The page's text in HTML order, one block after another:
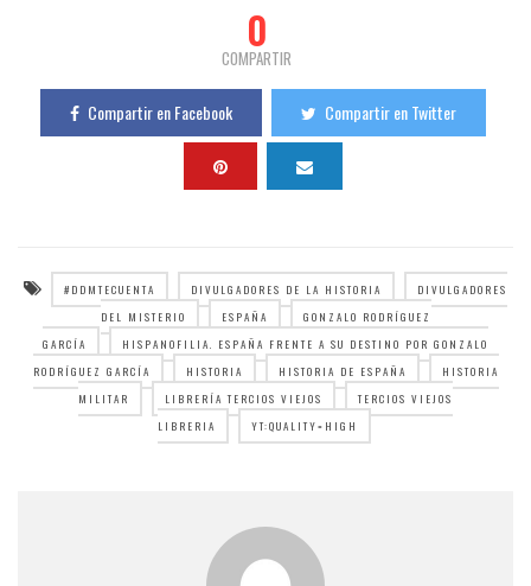
0
COMPARTIR
Compartir en Facebook Compartir en Twitter
#DDMTECUENTA DIVULGADORES DE LA HISTORIA
DIVULGADORES
DEL MISTERIO
ESPAÑA
GONZALO RODRÍGUEZ
GARCÍA
HISPANOFILIA. ESPAÑA FRENTE A SU DESTINO POR GONZALO
RODRÍGUEZ GARCÍA
HISTORIA HISTORIA DE ESPAÑA
HISTORIA
MILITAR
LIBRERÍA TERCIOS VIEJOS
TERCIOS VIEJOS
LIBRERIA
YT:QUALITY=HIGH